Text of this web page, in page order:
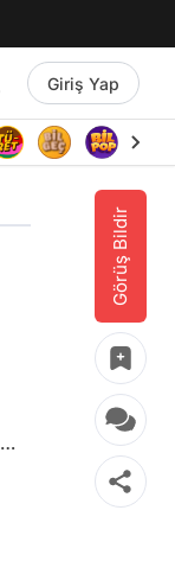
Giriş Yap
Görüş Bildir